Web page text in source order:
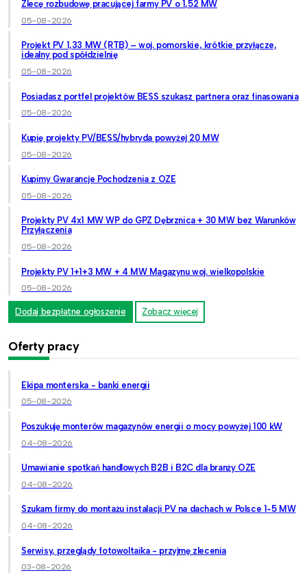
Zlecę rozbudowę pracującej farmy PV o 1,52 MW
05-08-2026
Projekt PV 1,33 MW (RTB) – woj. pomorskie, krótkie przyłącze,
idealny pod spółdzielnię
05-08-2026
Posiadasz portfel projektów BESS szukasz partnera oraz finasowania
05-08-2026
Kupię projekty PV/BESS/hybryda powyżej 20 MW
05-08-2026
Kupimy Gwarancje Pochodzenia z OZE
05-08-2026
Projekty PV 4x1 MW WP do GPZ Dębrznica + 30 MW bez Warunków
Przyłączenia
05-08-2026
Projekty PV 1+1+3 MW + 4 MW Magazynu woj. wielkopolskie
05-08-2026
Dodaj bezpłatne ogłoszenie Zobacz więcej
Oferty pracy
Ekipa monterska - banki energii
05-08-2026
Poszukuję monterów magazynów energii o mocy powyżej 100 kW
04-08-2026
Umawianie spotkań handlowych B2B i B2C dla branży OZE
04-08-2026
Szukam firmy do montażu instalacji PV na dachach w Polsce 1-5 MW
04-08-2026
Serwisy, przeglądy fotowoltaika - przyjmę zlecenia
03-08-2026